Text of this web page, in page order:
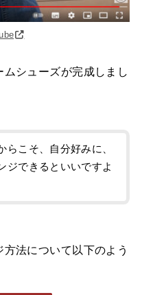
シューズが完成しまし
らこそ、自分好みに、
ジできるといいですよ
法について以下のよう